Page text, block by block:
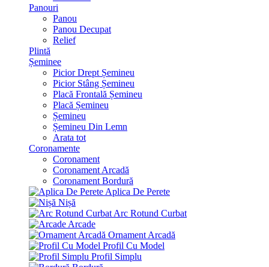
Panouri
Panou
Panou Decupat
Relief
Plintă
Șeminee
Picior Drept Șemineu
Picior Stâng Șemineu
Placă Frontală Șemineu
Placă Șemineu
Șemineu
Șemineu Din Lemn
Arata tot
Coronamente
Coronament
Coronament Arcadă
Coronament Bordură
Aplica De Perete
Nișă
Arc Rotund Curbat
Arcade
Ornament Arcadă
Profil Cu Model
Profil Simplu